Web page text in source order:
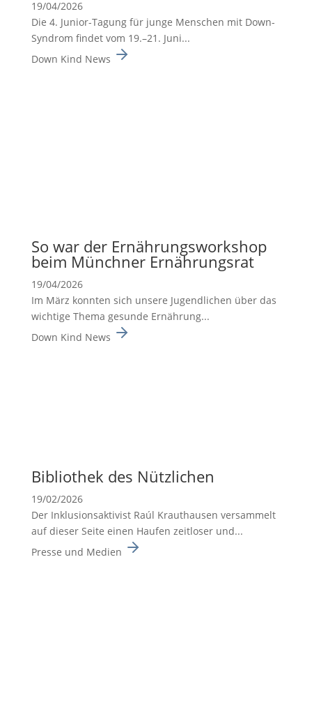
19/04/2026
Die 4. Junior-Tagung für junge Menschen mit Down-
Syndrom findet vom 19.–21. Juni...
Down Kind News
So war der Ernäh­rungs­work­shop
beim Münchner Ernäh­rungsrat
19/04/2026
Im März konnten sich unsere Jugend­li­chen über das
wichtige Thema gesunde Ernäh­rung...
Down Kind News
Biblio­thek des Nützli­chen
19/02/2026
Der Inklusionsaktivist Raúl Krauthausen versammelt
auf dieser Seite einen Haufen zeitloser und...
Presse und Medien